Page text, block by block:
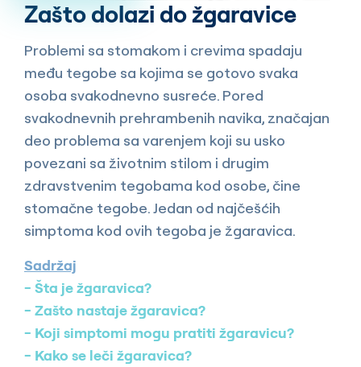
Zašto dolazi do žgaravice
Problemi sa stomakom i crevima spadaju
među tegobe sa kojima se gotovo svaka
osoba svakodnevno susreće. Pored
svakodnevnih prehrambenih navika, značajan
deo problema sa varenjem koji su usko
povezani sa životnim stilom i drugim
zdravstvenim tegobama kod osobe, čine
stomačne tegobe. Jedan od najčešćih
simptoma kod ovih tegoba je žgaravica.
Sadržaj
Šta je žgaravica?
Zašto nastaje žgaravica?
Koji simptomi mogu pratiti žgaravicu?
Kako se leči žgaravica?